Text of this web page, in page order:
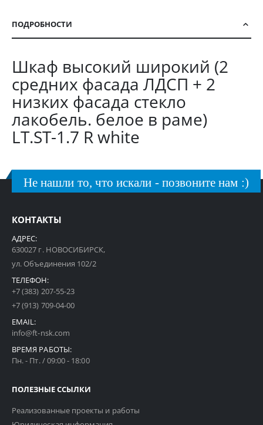
ПОДРОБНОСТИ
Шкаф высокий широкий (2
средних фасада ЛДСП + 2
низких фасада стекло
лакобель. белое в раме)
LT.ST-1.7 R white
Не нашли то, что искали - позвоните нам :)
КОНТАКТЫ
АДРЕС:
630027 г. НОВОСИБИРСК,
ул. Объединения 102/2
ТЕЛЕФОН:
+7 (383) 207-55-23
+7 (913) 709-04-00
EMAIL:
info@ft-nsk.com
ВРЕМЯ РАБОТЫ:
Пн. - Пт. / 09:00 - 18:00
ПОЛЕЗНЫЕ ССЫЛКИ
Реализованные проекты и работы